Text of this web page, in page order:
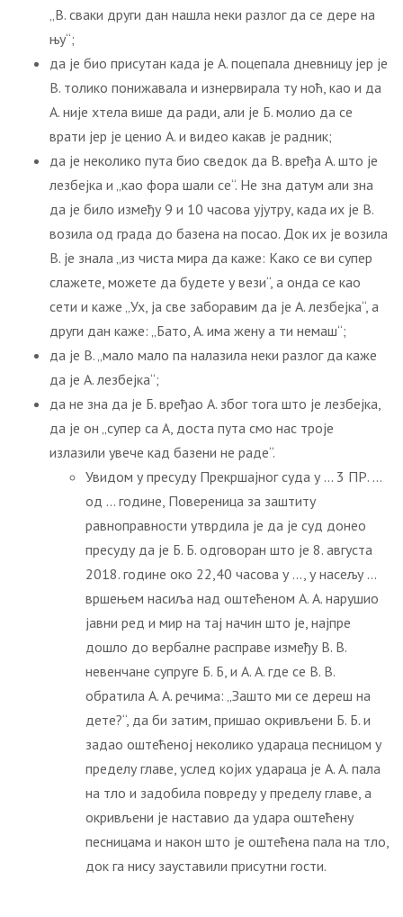
„В. сваки други дан нашла неки разлог да се дере на
њу“;
да је био присутан када је А. поцепала дневницу јер је
В. толико понижавала и изнервирала ту ноћ, као и да
А. није хтела више да ради, али је Б. молио да се
врати јер је ценио А. и видео какав је радник;
да је неколико пута био сведок да В. вређа А. што је
лезбејка и „као фора шали се“. Не зна датум али зна
да је било између 9 и 10 часова ујутру, када их је В.
возила од града до базена на посао. Док их је возила
В. је знала „из чиста мира да каже: Како се ви супер
слажете, можете да будете у вези“, а онда се као
сети и каже „Ух, ја све заборавим да је А. лезбејка“, а
други дан каже: „Бато, А. има жену а ти немаш“;
да је В. „мало мало па налазила неки разлог да каже
да је А. лезбејка“;
да не зна да је Б. вређао А. због тога што је лезбејка,
да је он „супер са А, доста пута смо нас троје
излазили увече кад базени не раде“.
Увидом у пресуду Прекршајног суда у … 3 ПР. …
од … године, Повереница за заштиту
равноправности утврдила је да је суд донео
пресуду да је Б. Б. одговоран што је 8. августа
2018. године око 22,40 часова у …, у насељу …
вршењем насиља над оштећеном А. А. нарушио
јавни ред и мир на тај начин што је, најпре
дошло до вербалне расправе између В. В.
невенчане супруге Б. Б, и А. А. где се В. В.
обратила А. А. речима: „Зашто ми се дереш на
дете?“, да би затим, пришао окривљени Б. Б. и
задао оштећеној неколико удараца песницом у
пределу главе, услед којих удараца је А. А. пала
на тло и задобила повреду у пределу главе, а
окривљени је наставио да удара оштећену
песницама и након што је оштећена пала на тло,
док га нису зауставили присутни гости.